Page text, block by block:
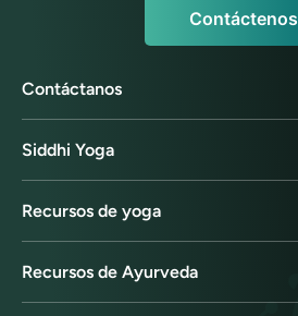
Contáctenos
Contáctanos
Siddhi Yoga
Recursos de yoga
Recursos de Ayurveda